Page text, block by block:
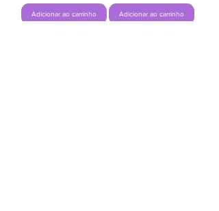
Adicionar ao carrinho Adicionar ao carrinho